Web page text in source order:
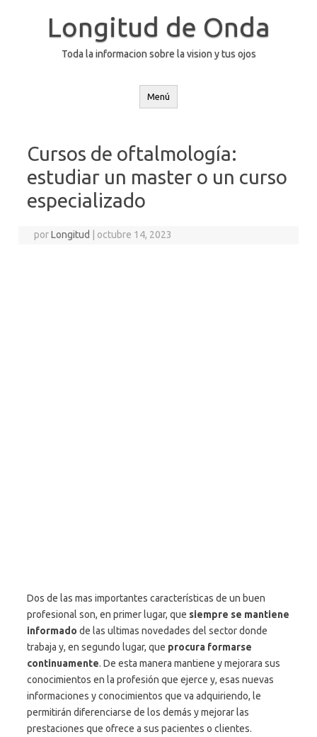
Longitud de Onda
Toda la informacion sobre la vision y tus ojos
Menú
Cursos de oftalmología:
estudiar un master o un curso
especializado
porLongitud octubre 14, 2023
Dos de las mas importantes características de un buen
profesional son, en primer lugar, que siempre se mantiene
informado de las ultimas novedades del sector donde
trabaja y, en segundo lugar, que procura formarse
continuamente. De esta manera mantiene y mejorara sus
conocimientos en la profesión que ejerce y, esas nuevas
informaciones y conocimientos que va adquiriendo, le
permitirán diferenciarse de los demás y mejorar las
prestaciones que ofrece a sus pacientes o clientes.